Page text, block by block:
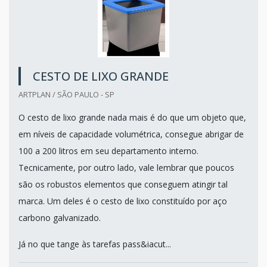
CESTO DE LIXO GRANDE
ARTPLAN / SÃO PAULO - SP
O cesto de lixo grande nada mais é do que um objeto que,
em níveis de capacidade volumétrica, consegue abrigar de
100 a 200 litros em seu departamento interno.
Tecnicamente, por outro lado, vale lembrar que poucos
são os robustos elementos que conseguem atingir tal
marca. Um deles é o cesto de lixo constituído por aço
carbono galvanizado.
Já no que tange às tarefas pass&iacut...